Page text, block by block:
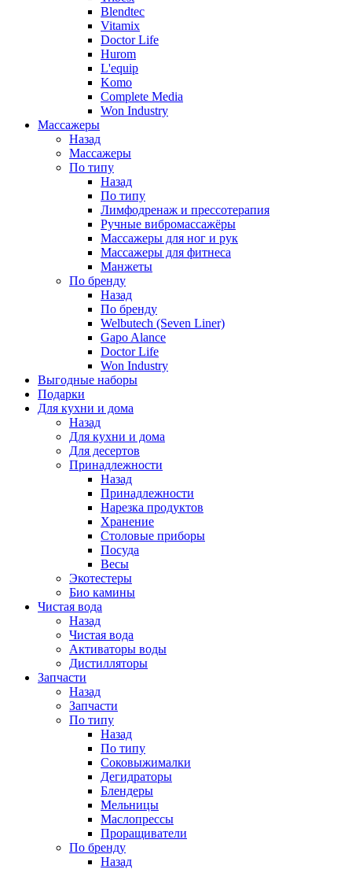
Blendtec
Vitamix
Doctor Life
Hurom
L'equip
Komo
Complete Media
Won Industry
Массажеры
Назад
Массажеры
По типу
Назад
По типу
Лимфодренаж и прессотерапия
Ручные вибромассажёры
Массажеры для ног и рук
Массажеры для фитнеса
Манжеты
По бренду
Назад
По бренду
Welbutech (Seven Liner)
Gapo Alance
Doctor Life
Won Industry
Выгодные наборы
Подарки
Для кухни и дома
Назад
Для кухни и дома
Для десертов
Принадлежности
Назад
Принадлежности
Нарезка продуктов
Хранение
Столовые приборы
Посуда
Весы
Экотестеры
Био камины
Чистая вода
Назад
Чистая вода
Активаторы воды
Дистилляторы
Запчасти
Назад
Запчасти
По типу
Назад
По типу
Соковыжималки
Дегидраторы
Блендеры
Мельницы
Маслопрессы
Проращиватели
По бренду
Назад